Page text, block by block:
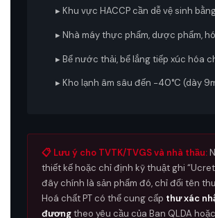
▸ Khu vực HACCP cần dễ vệ sinh
▸ Nhà máy thực phẩm, dược phẩm,
▸ Bể nước thải, bể lắng tiếp xúc hóa
▸ Kho lạnh âm sâu đến −40°C (dày
📋 Lưu ý cho TVTK/TVGS và nhà thầu:
thiết kế hoặc chỉ định kỹ thuật ghi
đây chính là sản phẩm đó, chỉ đổi tên
Hoá chất PT có thể cung cấp thư xác
đươngtheo yêu cầu của Ban QLDA hoặc